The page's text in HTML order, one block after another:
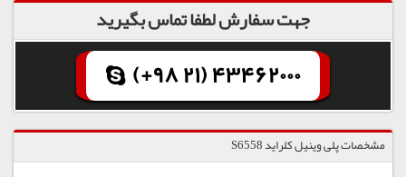
جهت سفارش لطفا تماس بگیرید
(+98 21) 43462000
مشخصات پلی وینیل کلراید S6558